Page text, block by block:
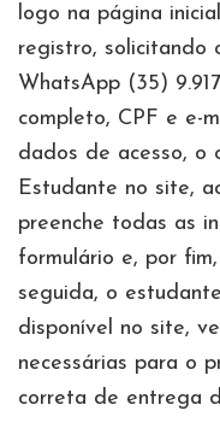
logo na página
registro, solicitando
WhatsApp (35)
completo, CPF e e-
dados de acesso, o
Estudante no site,
preenche todas as
formulário e, por
seguida, o
disponível no site,
necessárias para o
correta de entrega